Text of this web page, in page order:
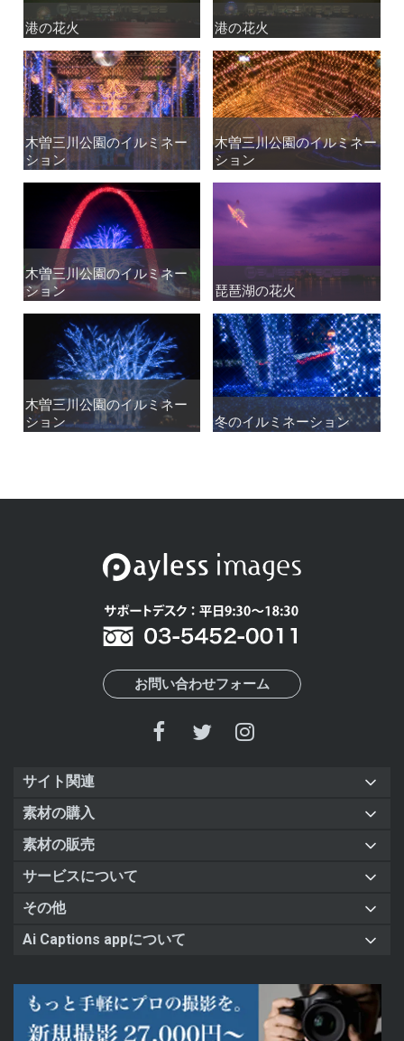
港の花火
港の花火 港の花火
港の花火
木曽三川公園のイルミネー
ション
木曽三川公園のイルミネー
ション
木曽三川公園のイルミネー
ション
木曽三川公園のイルミネー
ション
木曽三川公園のイルミネー
ション
木曽三川公園のイルミネー
ション
琵琶湖の花火
琵琶湖の花火
木曽三川公園のイルミネー
ション
木曽三川公園のイルミネー
ション
冬のイルミネーション
冬のイルミネーション
お問い合わせフォーム
サイト関連
素材の購入
素材の販売
サービスについて
その他
Ai Captions appについて